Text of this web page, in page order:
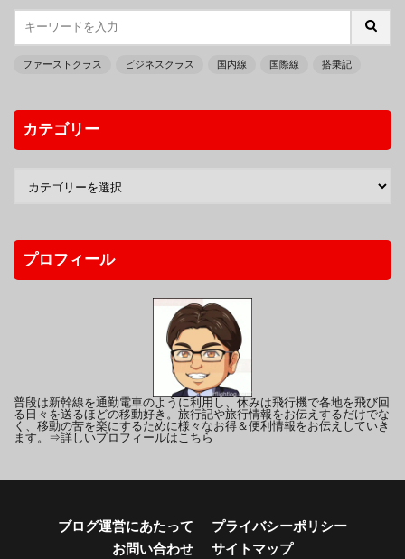
ファーストクラス ビジネスクラス 国内線 国際線 搭乗記
カテゴリー
プロフィール
普段は新幹線を通勤電車のように利用し、休みは飛行機で各地を飛び回
る日々を送るほどの移動好き。旅行記や旅行情報をお伝えするだけでな
く、移動の苦を楽にするために様々なお得＆便利情報をお伝えしていき
ます。 ⇒詳しいプロフィールはこちら
ブログ運営にあたって
プライバシーポリシー
お問い合わせ
サイトマップ